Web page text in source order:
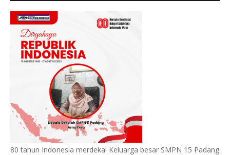
BERDAULAT
80 tahun Indonesia merdeka! Keluarga besar SMPN 15 Padang